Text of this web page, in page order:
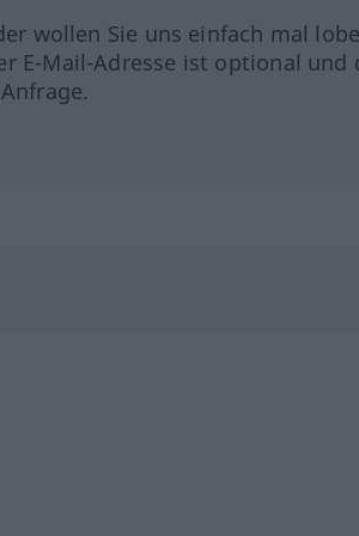
wollen Sie uns einfach mal
E-Mail-Adresse ist optional und